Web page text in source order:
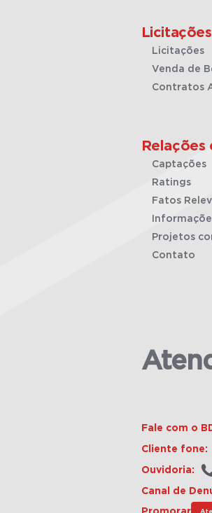
Licitações
Venda de
Contratos
Relações
Captações
Ratings
Fatos
Projetos
Contato
Fale com o
Cliente fone:
Ouvidoria:
Canal de